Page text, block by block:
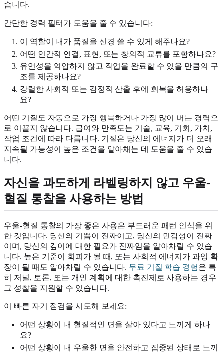
습니다.
간단한 경력 필터가 도움을 줄 수 있습니다:
이 역할이 내가 품질을 신경 쓸 수 있게 해주나요?
어떤 인간적 연결, 표현, 또는 창의적 교류를 포함하나요?
유연성을 억압하지 않고 작업을 완료할 수 있을 만큼의 구
조를 제공하나요?
강렬한 사회적 또는 감정적 산출 후에 회복을 허용하나
요?
어떤 기질도 자동으로 가장 행복하거나 가장 많이 버는 경력으
로 이끌지 않습니다. 급여와 만족도는 기술, 교육, 기회, 가치,
작업 조건에 따라 다릅니다. 기질은 당신의 에너지가 더 오래
지속될 가능성이 높은 조건을 알아채는 데 도움을 줄 수 있습
니다.
자신을 과도하게 라벨링하지 않고 우울-
혈질 통찰을 사용하는 방법
우울-혈질 통찰의 가장 좋은 사용은 부드러운 패턴 인식을 위
한 것입니다. 당신의 기쁨이 진짜이고, 당신의 민감성이 진짜
이며, 당신의 깊이에 대한 필요가 진짜임을 알아차릴 수 있습
니다. 높은 기준이 회피가 될 때, 또는 사회적 에너지가 과잉 확
장이 될 때도 알아차릴 수 있습니다. 무료 기질 학습 경험은 특
히 저널, 토론, 또는 개인 계획에 대한 촉진제로 사용하는 경우
그 성찰을 지원할 수 있습니다.
이 빠른 자기 점검을 시도해 보세요:
어떤 상황이 내 혈질적인 면을 살아 있다고 느끼게 하나
요?
어떤 상황이 내 우울한 면을 안전하고 집중된 상태로 느끼